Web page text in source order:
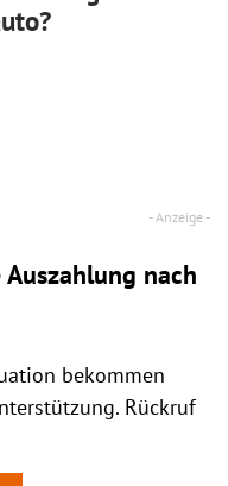
nach
bekommen
Rückruf